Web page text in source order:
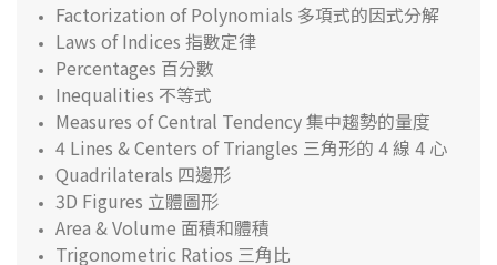
Factorization of Polynomials 多項式的因式分解
Laws of Indices 指數定律
Percentages 百分數
Inequalities 不等式
Measures of Central Tendency 集中趨勢的量度
4 Lines & Centers of Triangles 三角形的 4 線 4 心
Quadrilaterals 四邊形
3D Figures 立體圖形
Area & Volume 面積和體積
Trigonometric Ratios 三角比